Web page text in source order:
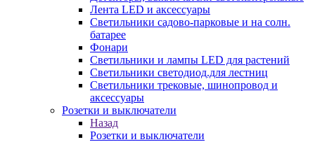
Лента LED и аксессуары
Светильники садово-парковые и на солн.
батарее
Фонари
Светильники и лампы LED для растений
Светильники светодиод.для лестниц
Светильники трековые, шинопровод и
аксессуары
Розетки и выключатели
Назад
Розетки и выключатели